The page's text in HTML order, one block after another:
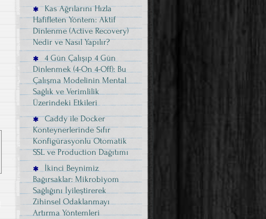
Kas Ağrılarını Hızla
Hafifleten Yöntem: Aktif
Dinlenme (Active Recovery)
Nedir ve Nasıl Yapılır?
4 Gün Çalışıp 4 Gün
Dinlenmek (4-On 4-Off): Bu
Çalışma Modelinin Mental
Sağlık ve Verimlilik
Üzerindeki Etkileri
Caddy ile Docker
Konteynerlerinde Sıfır
Konfigürasyonlu Otomatik
SSL ve Production Dağıtımı
İkinci Beynimiz
Bağırsaklar: Mikrobiyom
Sağlığını İyileştirerek
Zihinsel Odaklanmayı
Artırma Yöntemleri